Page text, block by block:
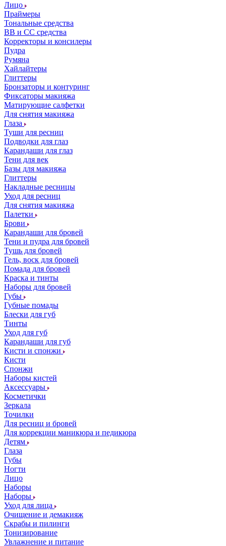
Лицо
Праймеры
Тональные средства
ВВ и СС средства
Корректоры и консилеры
Пудра
Румяна
Хайлайтеры
Глиттеры
Бронзаторы и контуринг
Фиксаторы макияжа
Матирующие салфетки
Для снятия макияжа
Глаза
Туши для ресниц
Подводки для глаз
Карандаши для глаз
Тени для век
Базы для макияжа
Глиттеры
Накладные ресницы
Уход для ресниц
Для снятия макияжа
Палетки
Брови
Карандаши для бровей
Тени и пудра для бровей
Тушь для бровей
Гель, воск для бровей
Помада для бровей
Краска и тинты
Наборы для бровей
Губы
Губные помады
Блески для губ
Тинты
Уход для губ
Карандаши для губ
Кисти и спонжи
Кисти
Спонжи
Наборы кистей
Аксессуары
Косметички
Зеркала
Точилки
Для ресниц и бровей
Для коррекции маникюра и педикюра
Детям
Глаза
Губы
Ногти
Лицо
Наборы
Наборы
Уход для лица
Очищение и демакияж
Скрабы и пилинги
Тонизирование
Увлажнение и питание